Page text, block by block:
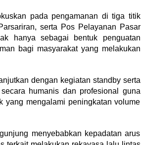
pada pengamanan di tiga titik
serta Pos Pelayanan Pasar
hanya sebagai bentuk penguatan
bagi masyarakat yang melakukan
dengan kegiatan standby serta
humanis dan profesional guna
yang mengalami peningkatan volume
menyebabkan kepadatan arus